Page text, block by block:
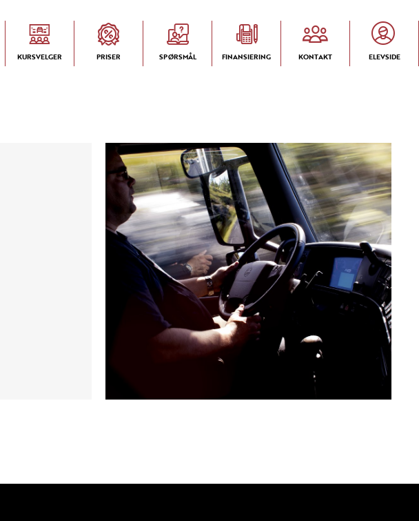
KURSVELGER PRISER SPØRSMÅL FINANSIERING KONTAKT ELEVSIDE